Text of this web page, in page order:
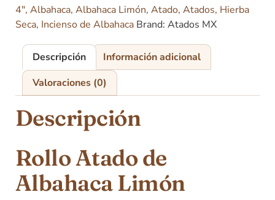
4", Albahaca, Albahaca Limón, Atado, Atados, Hierba
Seca, Incienso de Albahaca Brand: Atados MX
Descripción
Información adicional
Valoraciones (0)
Descripción
Rollo Atado de
Albahaca Limón